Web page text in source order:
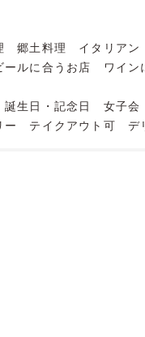
郷土料理 イタリアン
ールに合うお店 ワイン
誕生日・記念日 女子会
ー テイクアウト可 デ